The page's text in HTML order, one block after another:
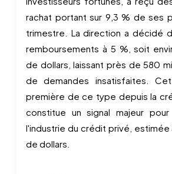
rachat portant sur 9,3 % de ses
trimestre. La direction a décidé
remboursements à 5 %, soit
de dollars, laissant près de 580
de demandes insatisfaites.
première de ce type depuis la
constitue un signal majeur
l'industrie du crédit privé, estimée
de dollars.